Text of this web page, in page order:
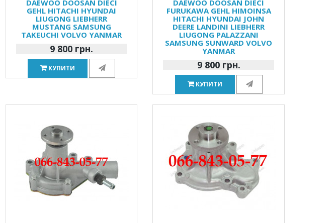
DAEWOO DOOSAN DIECI
GEHL HITACHI HYUNDAI
LIUGONG LIEBHERR
MUSTANG SAMSUNG
TAKEUCHI VOLVO YANMAR
9 800 грн.
КУПИТИ
DAEWOO DOOSAN DIECI
FURUKAWA GEHL HIMOINSA
HITACHI HYUNDAI JOHN
DEERE LANDINI LIEBHERR
LIUGONG PALAZZANI
SAMSUNG SUNWARD VOLVO
YANMAR
9 800 грн.
КУПИТИ